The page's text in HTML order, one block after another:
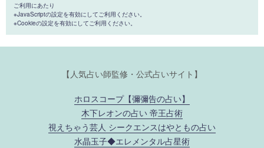
ご利用にあたり
※JavaScriptの設定を有効にしてご利用ください。
※Cookieの設定を有効にしてご利用ください。
【人気占い師監修・公式占いサイト】
ホロスコープ【彌彌告の占い】
木下レオンの占い 帝王占術
視えちゃう芸人 シークエンスはやともの占い
水晶玉子◆エレメンタル占星術